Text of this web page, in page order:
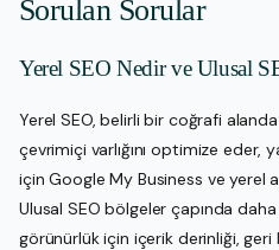
Sorulan Sorular
Yerel SEO Nedir ve Ulusal
Yerel SEO, belirli bir coğrafi
çevrimiçi varlığını optimize eder,
için Google My Business ve yerel
Ulusal SEO bölgeler çapında
görünürlük için içerik derinliği, geri